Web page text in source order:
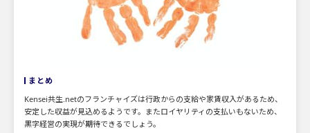
まとめ
Kensei共生.netのフランチャイズは行政からの支給や家賃収入があるため、
安定した収益が見込めるようです。またロイヤリティの支払いもないため、
黒字経営の実現が期待できるでしょう。